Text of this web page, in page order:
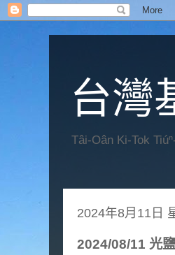
台灣
Tâi-Oân Ki-Tok
2024年8月11日
2024/08/11 光